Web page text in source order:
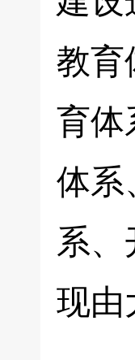
教育
育体
体系
系
现由